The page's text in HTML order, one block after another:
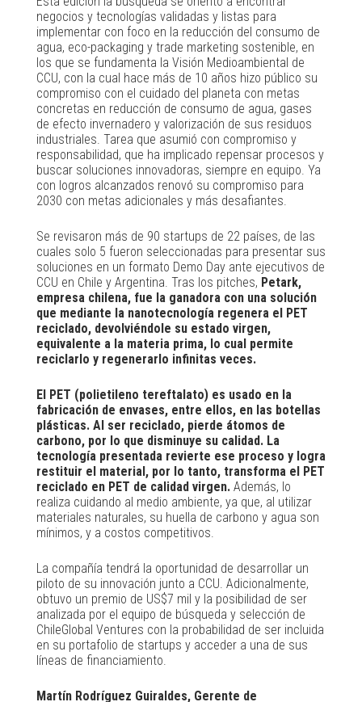
negocios y tecnologías validadas y listas para
implementar con foco en la reducción del consumo de
agua, eco-packaging y trade marketing sostenible, en
los que se fundamenta la Visión Medioambiental de
CCU, con la cual hace más de 10 años hizo público su
compromiso con el cuidado del planeta con metas
concretas en reducción de consumo de agua, gases
de efecto invernadero y valorización de sus residuos
industriales. Tarea que asumió con compromiso y
responsabilidad, que ha implicado repensar procesos y
buscar soluciones innovadoras, siempre en equipo. Ya
con logros alcanzados renovó su compromiso para
2030 con metas adicionales y más desafiantes.
Se revisaron más de 90 startups de 22 países, de las
cuales solo 5 fueron seleccionadas para presentar sus
soluciones en un formato Demo Day ante ejecutivos de
CCU en Chile y Argentina. Tras los pitches, Petark,
empresa chilena, fue la ganadora con una solución
que mediante la nanotecnología regenera el PET
reciclado, devolviéndole su estado virgen,
equivalente a la materia prima, lo cual permite
reciclarlo y regenerarlo infinitas veces.
El PET (polietileno tereftalato) es usado en la
fabricación de envases, entre ellos, en las botellas
plásticas. Al ser reciclado, pierde átomos de
carbono, por lo que disminuye su calidad. La
tecnología presentada revierte ese proceso y logra
restituir el material, por lo tanto, transforma el PET
reciclado en PET de calidad virgen.Además, lo
realiza cuidando al medio ambiente, ya que, al utilizar
materiales naturales, su huella de carbono y agua son
mínimos, y a costos competitivos.
La compañía tendrá la oportunidad de desarrollar un
piloto de su innovación junto a CCU. Adicionalmente,
obtuvo un premio de US$7 mil y la posibilidad de ser
analizada por el equipo de búsqueda y selección de
ChileGlobal Ventures con la probabilidad de ser incluida
en su portafolio de startups y acceder a una de sus
líneas de financiamiento.
Martín Rodríguez Guiraldes, Gerente de